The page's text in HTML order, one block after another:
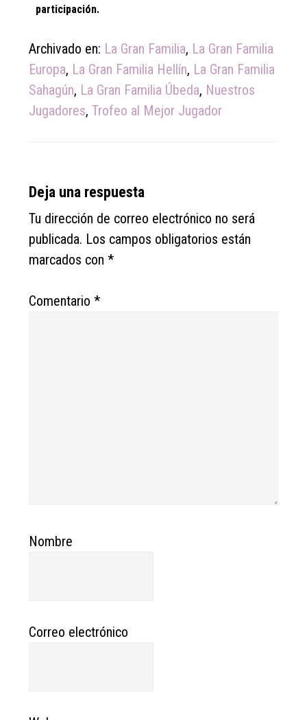
participación.
Archivado en: La Gran Familia, La Gran Familia
Europa, La Gran Familia Hellín, La Gran Familia
Sahagún, La Gran Familia Úbeda, Nuestros
Jugadores,Trofeo al Mejor Jugador
Reader
Interactions
Deja una respuesta
Tu dirección de correo electrónico no será
publicada. Los campos obligatorios están
marcados con*
Comentario*
Nombre
Correo electrónico